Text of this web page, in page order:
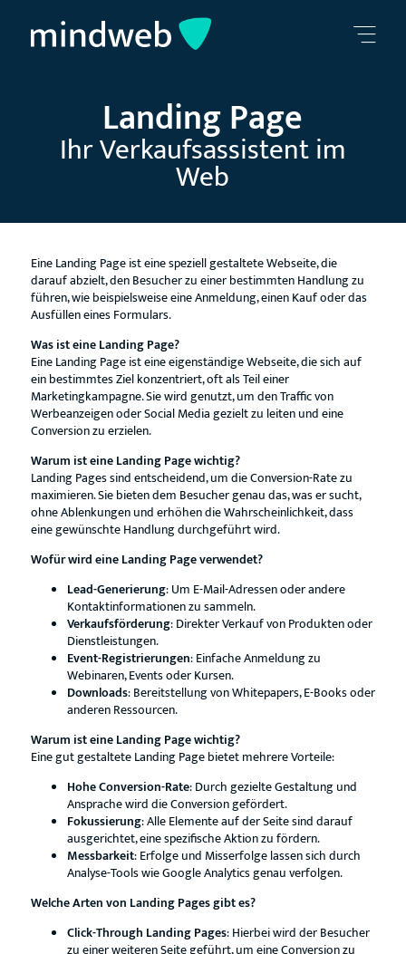
Landing Page
Ihr Verkaufsassistent im
Web
Eine Landing Page ist eine speziell gestaltete Webseite, die
darauf abzielt, den Besucher zu einer bestimmten Handlung zu
führen, wie beispielsweise eine Anmeldung, einen Kauf oder das
Ausfüllen eines Formulars.
Was ist eine Landing Page?
Eine Landing Page ist eine eigenständige Webseite, die sich auf
ein bestimmtes Ziel konzentriert, oft als Teil einer
Marketingkampagne. Sie wird genutzt, um den Traffic von
Werbeanzeigen oder Social Media gezielt zu leiten und eine
Conversion zu erzielen.
Warum ist eine Landing Page wichtig?
Landing Pages sind entscheidend, um die Conversion-Rate zu
maximieren. Sie bieten dem Besucher genau das, was er sucht,
ohne Ablenkungen und erhöhen die Wahrscheinlichkeit, dass
eine gewünschte Handlung durchgeführt wird.
Wofür wird eine Landing Page verwendet?
Lead-Generierung: Um E-Mail-Adressen oder andere
Kontaktinformationen zu sammeln.
Verkaufsförderung: Direkter Verkauf von Produkten oder
Dienstleistungen.
Event-Registrierungen: Einfache Anmeldung zu
Webinaren, Events oder Kursen.
Downloads: Bereitstellung von Whitepapers, E-Books oder
anderen Ressourcen.
Warum ist eine Landing Page wichtig?
Eine gut gestaltete Landing Page bietet mehrere Vorteile:
Hohe Conversion-Rate: Durch gezielte Gestaltung und
Ansprache wird die Conversion gefördert.
Fokussierung: Alle Elemente auf der Seite sind darauf
ausgerichtet, eine spezifische Aktion zu fördern.
Messbarkeit: Erfolge und Misserfolge lassen sich durch
Analyse-Tools wie Google Analytics genau verfolgen.
Welche Arten von Landing Pages gibt es?
Click-Through Landing Pages: Hierbei wird der Besucher